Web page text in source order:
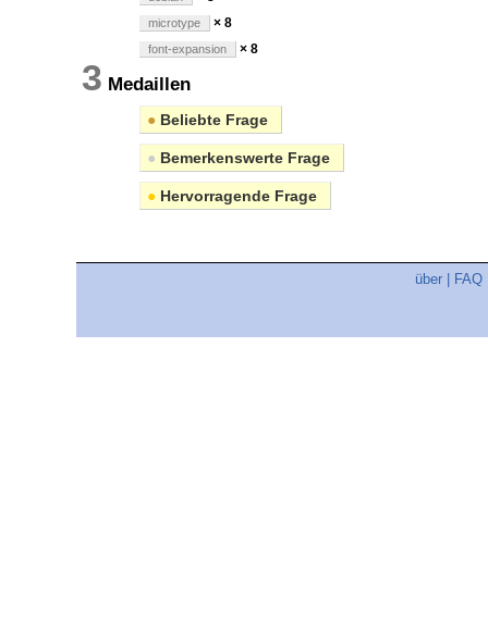
microtype × 8
font-expansion × 8
3 Medaillen
● Beliebte Frage
● Bemerkenswerte Frage
● Hervorragende Frage
über FAQ